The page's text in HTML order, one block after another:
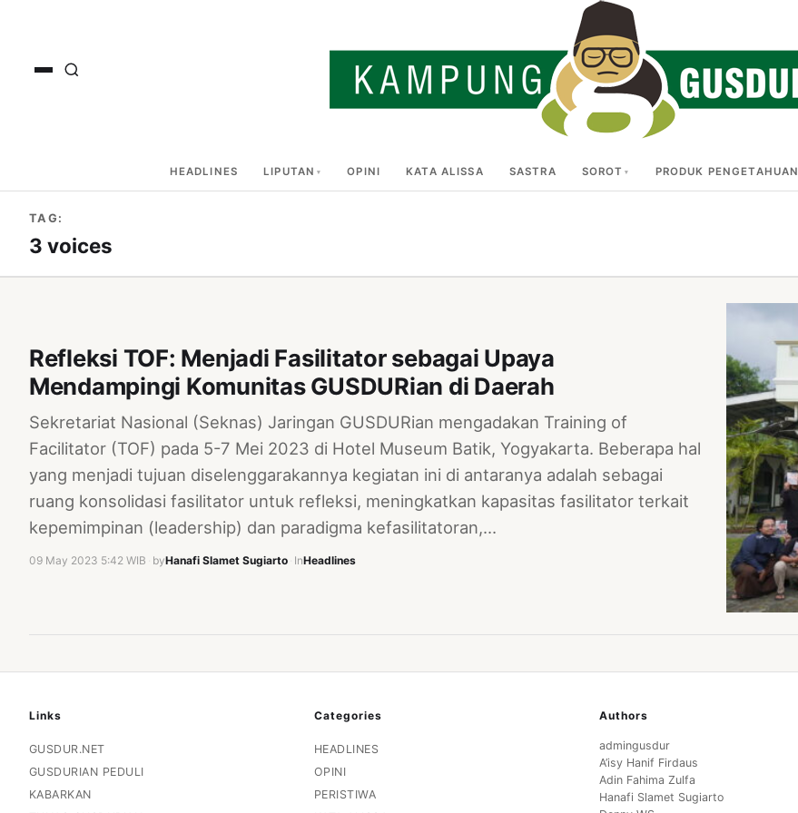
HEADLINES LIPUTAN OPINI KATA ALISSA SASTRA SOROT PRODUK PENGETAHUAN
TAG:
3 voices
Refleksi TOF: Menjadi Fasilitator sebagai Upaya
Mendampingi Komunitas GUSDURian di Daerah
Sekretariat Nasional (Seknas) Jaringan GUSDURian mengadakan Training of
Facilitator (TOF) pada 5-7 Mei 2023 di Hotel Museum Batik, Yogyakarta. Beberapa hal
yang menjadi tujuan diselenggarakannya kegiatan ini di antaranya adalah sebagai
ruang konsolidasi fasilitator untuk refleksi, meningkatkan kapasitas fasilitator terkait
kepemimpinan (leadership) dan paradigma kefasilitatoran,…
09 May 2023 5:42 WIB byHanafi Slamet Sugiarto InHeadlines
Links
GUSDUR.NET
GUSDURIAN PEDULI
KABARKAN
Categories
HEADLINES
OPINI
PERISTIWA
Authors
admingusdur
A’isy Hanif Firdaus
Adin Fahima Zulfa
Hanafi Slamet Sugiarto